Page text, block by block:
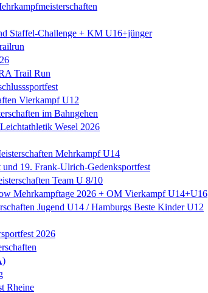
Staffel-Challenge + KM U16+jünger
Trail Run
Vierkampf U12
im Bahngehen
Wesel 2026
Mehrkampf U14
und 19. Frank-Ulrich-Gedenksportfest
Team U 8/10
Mehrkampftage 2026 + OM Vierkampf U14+U16
Jugend U14 / Hamburgs Beste Kinder U12
2026
Rheine